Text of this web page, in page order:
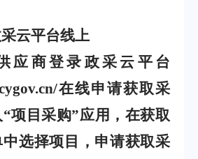
云平台线上
应商登录政采云平台
在线申请获取采
“项目采购”应用，在获取
选择项目，申请获取采